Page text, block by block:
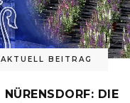
AKTUELL BEITRAG
NÜRENSDORF: DIE